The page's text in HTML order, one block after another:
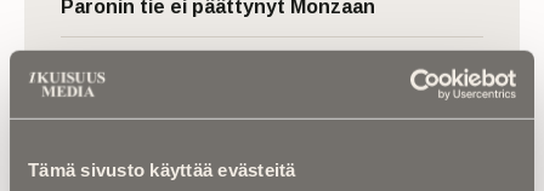
Tämä sivusto käyttää evästeitä
Paronin tie ei päättynyt Monzaan
Kuolinuutiset |
Aleksi kuoli taistelukentällä
Ukrainassa – ”Uuden ajan suomalainen
sankari ja sankarivainaja”
Kuolema koskettaa | RebelWerksin Aatu